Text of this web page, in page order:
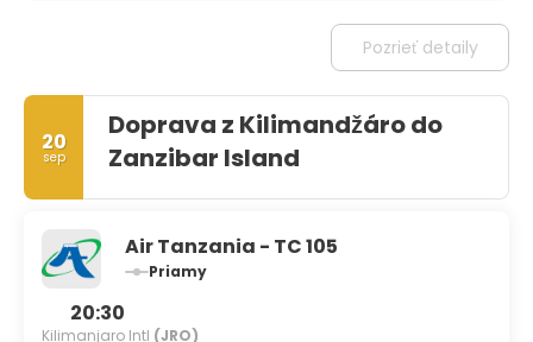
Pozrieť detaily
20
sep
Doprava z Kilimandžáro do
Zanzibar Island
Air Tanzania - TC 105
Priamy
20:30
Kilimanjaro Intl (JRO)